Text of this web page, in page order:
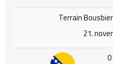
Terrain
21.